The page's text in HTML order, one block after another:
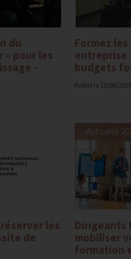
du
» pour les
–
Formez
entreprise
budgets
Publié le 10/06/
les
de
Dirigeants
mobiliser
formation
Actualité